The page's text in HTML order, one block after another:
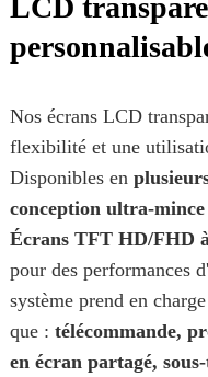
LCD
Nos écrans LCD
flexibilité et une
Disponibles en
conception ultra-
Écrans TFT HD/FHD
pour des performances
système prend en
que : télécommande,
en écran partagé,